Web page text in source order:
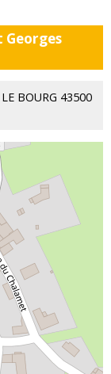
Georges
BOURG 43500